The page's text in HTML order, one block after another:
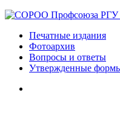
Печатные издания
Фотоархив
Вопросы и ответы
Утвержденные